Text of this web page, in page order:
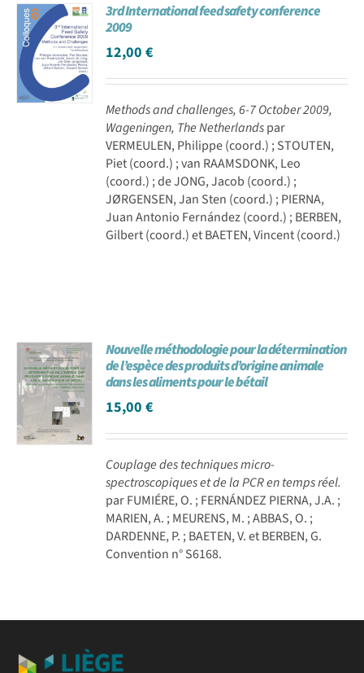
3rd International feed safety conference
2009
12,00€
Methods and challenges, 6-7 October 2009,
Wageningen, The Netherlandspar
VERMEULEN, Philippe (coord.) ; STOUTEN,
Piet (coord.) ; van RAAMSDONK, Leo
(coord.) ; de JONG, Jacob (coord.) ;
JØRGENSEN, Jan Sten (coord.) ; PIERNA,
Juan Antonio Fernández (coord.) ; BERBEN,
Gilbert (coord.) et BAETEN, Vincent (coord.)
Nouvelle méthodologie pour la détermination
de l’espèce des produits d’origine animale
dans les aliments pour le bétail
15,00€
Couplage des techniques micro-
spectroscopiques et de la PCR en temps réel.
par FUMIÉRE, O. ; FERNÁNDEZ PIERNA, J.A. ;
MARIEN, A. ; MEURENS, M. ; ABBAS, O. ;
DARDENNE, P. ; BAETEN, V. et BERBEN, G.
Convention n° S6168.